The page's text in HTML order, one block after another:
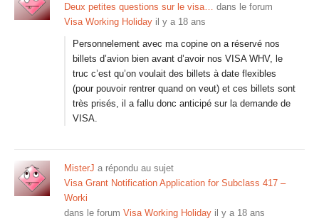
Deux petites questions sur le visa… dans le forum
Visa Working Holiday il y a 18 ans
Personnelement avec ma copine on a réservé nos
billets d’avion bien avant d’avoir nos VISA WHV, le
truc c’est qu’on voulait des billets à date flexibles
(pour pouvoir rentrer quand on veut) et ces billets sont
très prisés, il a fallu donc anticipé sur la demande de
VISA.
MisterJ a répondu au sujet
Visa Grant Notification Application for Subclass 417 –
Worki
dans le forum Visa Working Holiday il y a 18 ans